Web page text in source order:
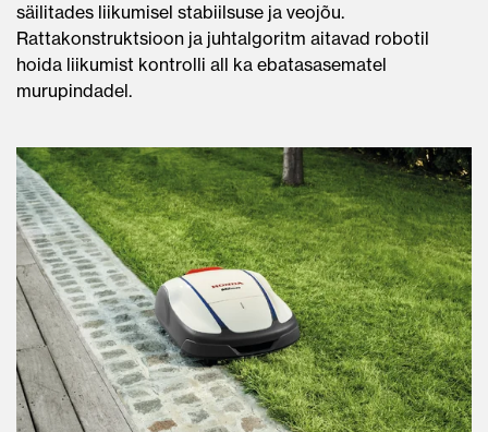
säilitades liikumisel stabiilsuse ja veojõu.
Rattakonstruktsioon ja juhtalgoritm aitavad robotil
hoida liikumist kontrolli all ka ebatasasematel
murupindadel.